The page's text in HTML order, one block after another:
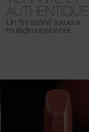
AUTHENTIQUE
Un fini satiné luxueux
multidimensionnel.